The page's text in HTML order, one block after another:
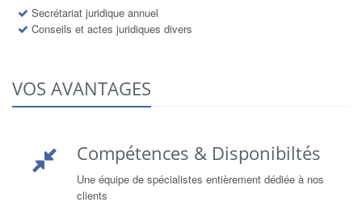
Secrétariat juridique annuel
Conseils et actes juridiques divers
VOS AVANTAGES
Compétences & Disponibiltés
Une équipe de spécialistes entièrement dédiée à nos
clients